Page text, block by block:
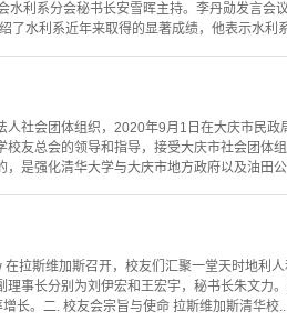
利系分会秘书长安雪晖主持。李丹勋发言会
了水利系近年来取得的显著成绩，他表示水利
社会团体组织，2020年9月1日在大庆市民政
友总会的领导和指导，接受大庆市社会团体
是强化清华大学与大庆市地方政府以及油田
拉斯维加斯召开，校友们汇聚一堂天时地利
事长分别为刘伊宏和王宏宇，秘书长朱文力
长。二. 校友会宗旨与使命 拉斯维加斯清华校